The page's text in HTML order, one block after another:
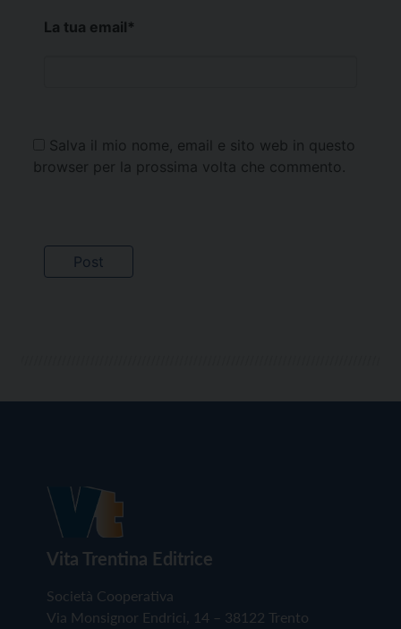
La tua email*
Salva il mio nome, email e sito web in questo
browser per la prossima volta che commento.
Vita Trentina Editrice
Società Cooperativa
Via Monsignor Endrici, 14 – 38122 Trento